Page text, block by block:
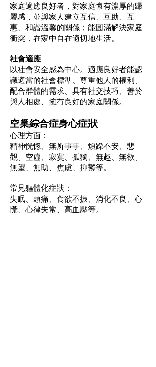
家庭適應良好者，對家庭懷有濃厚的歸
屬感，並與家人建立互信、互助、互
惠、和諧溫馨的關係；能圓滿解決家庭
衝突，在家中自在適切地生活。
社會適應
以社會安全感為中心。適應良好者能認
識適當的社會標準、尊重他人的權利、
配合群體的需求、具有社交技巧、善於
與人相處、擁有良好的家庭關係。
空巢綜合症身心症狀
心理方面：
精神恍惚、無所事事、煩躁不安、悲
觀、空虛、寂寞、孤獨、無趣、無欲、
無望、無助、焦慮、抑鬱等。
常見軀體化症狀：
失眠、頭痛、食欲不振、消化不良、心
慌、心律失常、高血壓等。